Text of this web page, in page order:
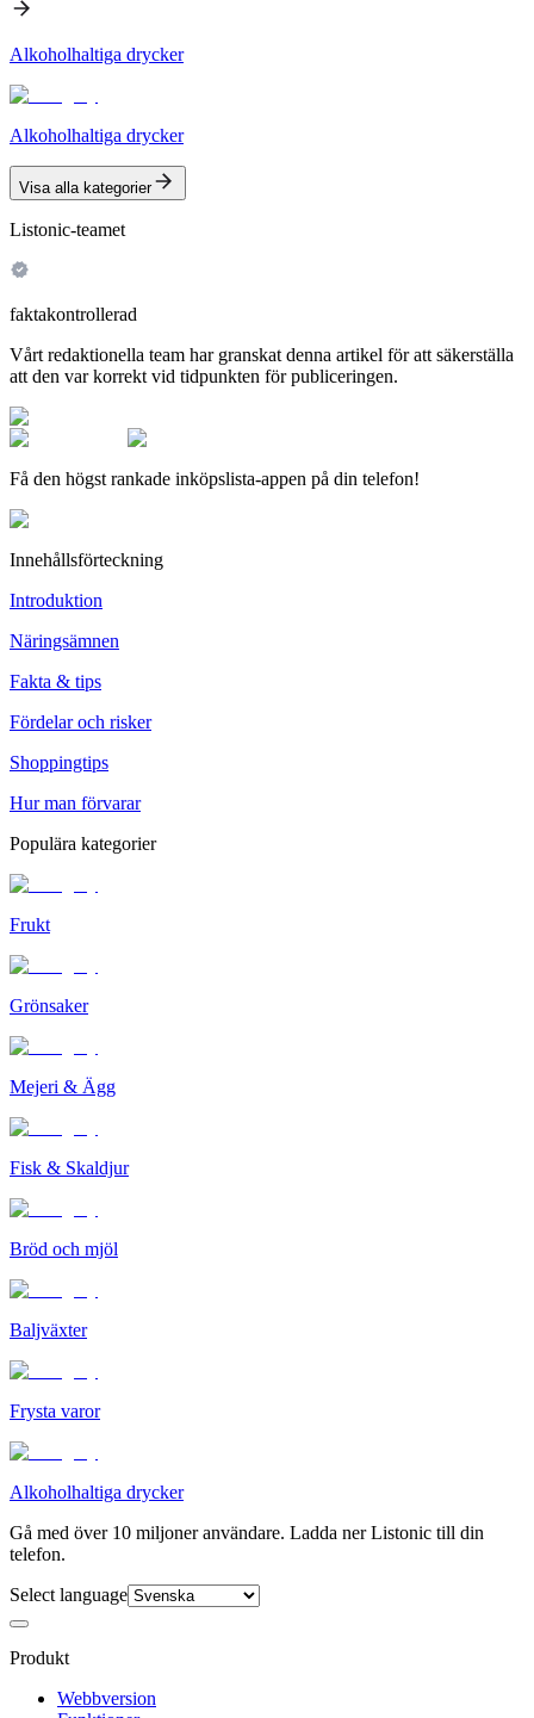
Alkoholhaltiga drycker
Alkoholhaltiga drycker
Visa alla kategorier
Listonic-teamet
faktakontrollerad
Vårt redaktionella team har granskat denna artikel för att säkerställa
att den var korrekt vid tidpunkten för publiceringen.
Få den högst rankade inköpslista-appen på din telefon!
Innehållsförteckning
Introduktion
Näringsämnen
Fakta & tips
Fördelar och risker
Shoppingtips
Hur man förvarar
Populära kategorier
Frukt
Grönsaker
Mejeri & Ägg
Fisk & Skaldjur
Bröd och mjöl
Baljväxter
Frysta varor
Alkoholhaltiga drycker
Gå med över 10 miljoner användare. Ladda ner Listonic till din
telefon.
Select language
Produkt
Webbversion